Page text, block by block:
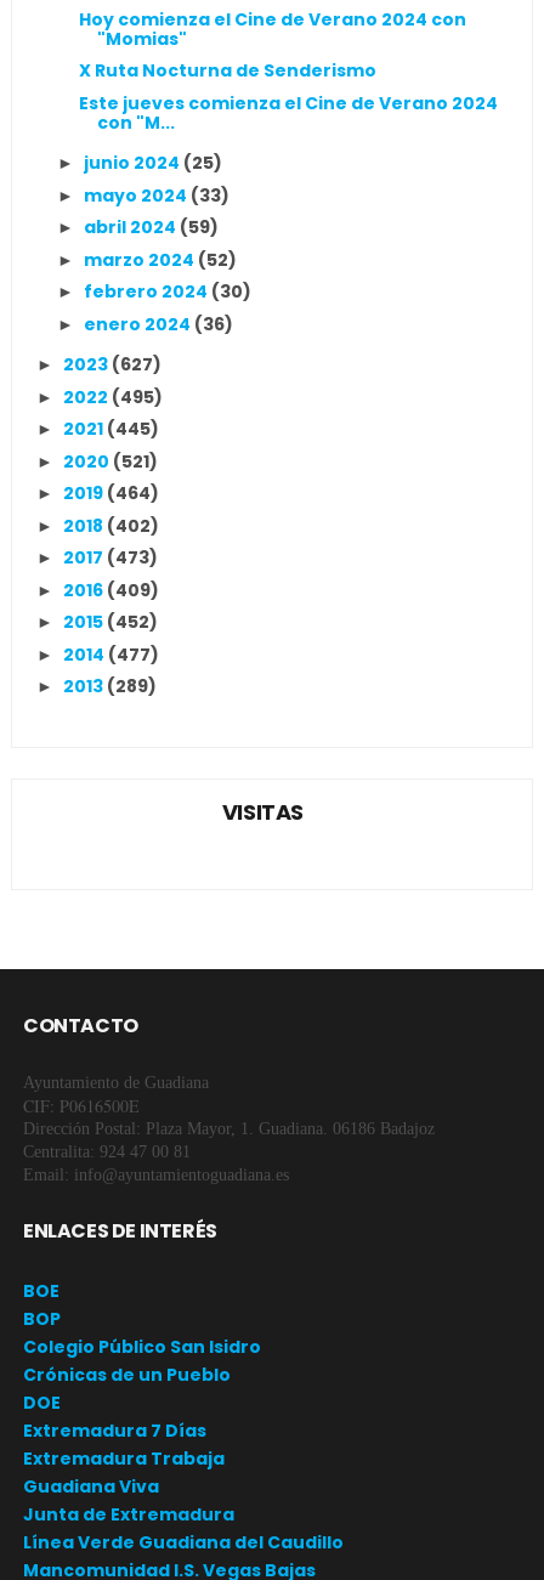
Hoy comienza el Cine de Verano 2024 con
"Momias"
X Ruta Nocturna de Senderismo
Este jueves comienza el Cine de Verano 2024
con "M...
► junio 2024 (25)
► mayo 2024 (33)
► abril 2024 (59)
► marzo 2024 (52)
► febrero 2024 (30)
► enero 2024 (36)
► 2023 (627)
► 2022 (495)
► 2021 (445)
► 2020 (521)
► 2019 (464)
► 2018 (402)
► 2017 (473)
► 2016 (409)
► 2015 (452)
► 2014 (477)
► 2013 (289)
VISITAS
CONTACTO
Ayuntamiento de Guadiana
CIF: P0616500E
Dirección Postal: Plaza Mayor, 1. Guadiana. 06186 Badajoz
Centralita: 924 47 00 81
Email: info@ayuntamientoguadiana.es
ENLACES DE INTERÉS
BOE
BOP
Colegio Público San Isidro
Crónicas de un Pueblo
DOE
Extremadura 7 Días
Extremadura Trabaja
Guadiana Viva
Junta de Extremadura
Línea Verde Guadiana del Caudillo
Mancomunidad I.S. Vegas Bajas